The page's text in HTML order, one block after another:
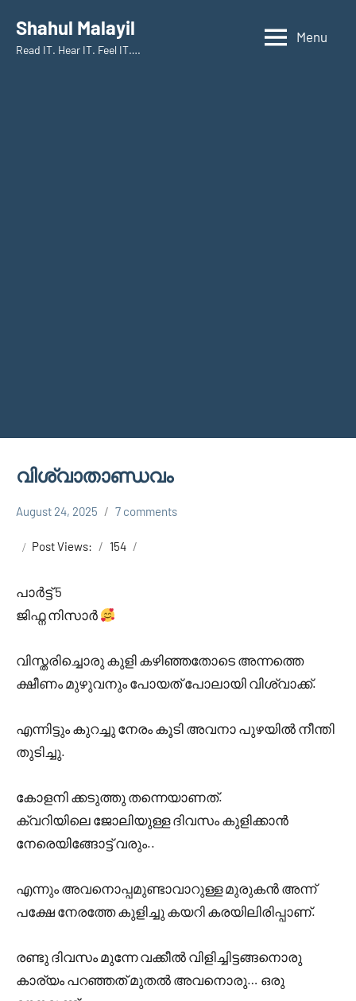
content
Shahul Malayil
Read IT. Hear IT. Feel IT….
Menu
വിശ്വാതാണ്ഡവം
VISWA
THANDAVAM
August 24, 2025
Shareej
Vk
7 comments
Post Views: 154
പാർട്ട് 5
ജിഫ്ന നിസാർ
വിസ്തരിച്ചൊരു കുളി കഴിഞ്ഞതോടെ അന്നത്തെ
ക്ഷീണം മുഴുവനും പോയത് പോലായി വിശ്വാക്ക്.
എന്നിട്ടും കുറച്ചു നേരം കൂടി അവനാ പുഴയിൽ നീന്തി
തുടിച്ചു.
കോളനി ക്കടുത്തു തന്നെയാണത്.
ക്വറിയിലെ ജോലിയുള്ള ദിവസം കുളിക്കാൻ
നേരെയിങ്ങോട്ട് വരും..
എന്നും അവനൊപ്പമുണ്ടാവാറുള്ള മുരുകൻ അന്ന്
പക്ഷേ നേരത്തേ കുളിച്ചു കയറി കരയിലിരിപ്പാണ്.
രണ്ടു ദിവസം മുന്നേ വക്കീൽ വിളിച്ചിട്ടങ്ങനൊരു
കാര്യം പറഞ്ഞത് മുതൽ അവനൊരു… ഒരു